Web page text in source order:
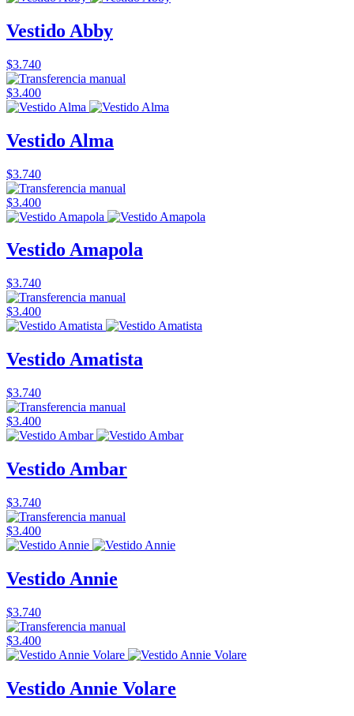
Vestido Abby
$3.740
$3.400
Vestido Alma
$3.740
$3.400
Vestido Amapola
$3.740
$3.400
Vestido Amatista
$3.740
$3.400
Vestido Ambar
$3.740
$3.400
Vestido Annie
$3.740
$3.400
Vestido Annie Volare